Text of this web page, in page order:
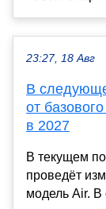
23:27, 18 Авг
В
от
в 2027
В текущем
проведёт
модель Air.